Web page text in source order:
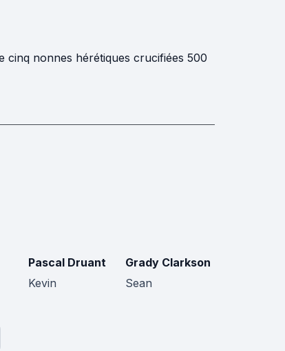
cinq nonnes hérétiques crucifiées 500
Pascal Druant
Kevin
Grady Clarkson
Sean